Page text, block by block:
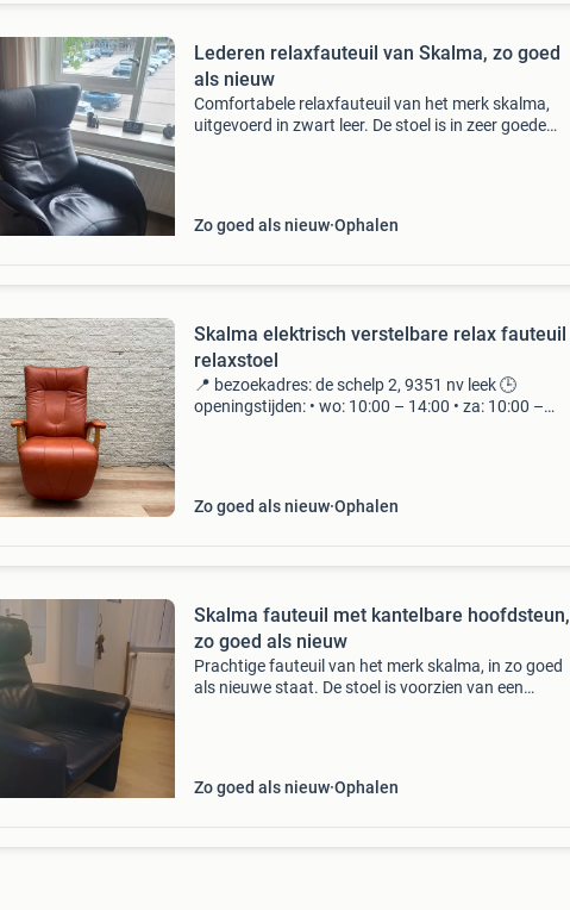
Lederen relaxfauteuil van Skalma, zo goed
als nieuw
Comfortabele relaxfauteuil van het merk skalma,
uitgevoerd in zwart leer. De stoel is in zeer goede
Zo goed als nieuw Ophalen
Skalma elektrisch verstelbare relax fauteuil
relaxstoel
📍 bezoekadres: de schelp 2, 9351 nv leek 🕒
openingstijden: • wo: 10:00 – 14:00 • za: 10:00 –
Zo goed als nieuw Ophalen
Skalma fauteuil met kantelbare hoofdsteun,
zo goed als nieuw
Prachtige fauteuil van het merk skalma, in zo goed
als nieuwe staat. De stoel is voorzien van een
Zo goed als nieuw Ophalen